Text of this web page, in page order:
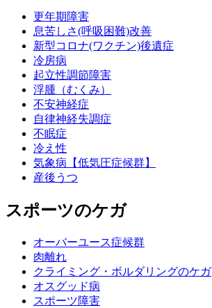
更年期障害
息苦しさ(呼吸困難)改善
新型コロナ(ワクチン)後遺症
冷房病
起立性調節障害
浮腫（むくみ）
不安神経症
自律神経失調症
不眠症
冷え性
気象病【低気圧症候群】
産後うつ
スポーツのケガ
オーバーユース症候群
肉離れ
クライミング・ボルダリングのケガ
オスグッド病
スポーツ障害